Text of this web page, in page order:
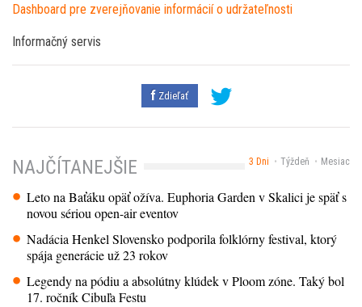
Dashboard pre zverejňovanie informácií o udržateľnosti
Informačný servis
Zdieľať
3 Dni Týždeň Mesiac
NAJČÍTANEJŠIE
Leto na Baťáku opäť ožíva. Euphoria Garden v Skalici je späť s
novou sériou open-air eventov
Nadácia Henkel Slovensko podporila folklórny festival, ktorý
spája generácie už 23 rokov
Legendy na pódiu a absolútny klúdek v Ploom zóne. Taký bol
17. ročník Cibuľa Festu